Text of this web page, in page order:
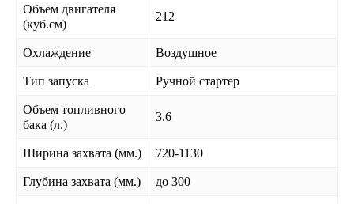
Объем двигателя
(куб.см)
212
Охлаждение Воздушное
Тип запуска Ручной стартер
Объем топливного
бака (л.)
3.6
Ширина захвата (мм.) 720-1130
Глубина захвата (мм.) до 300